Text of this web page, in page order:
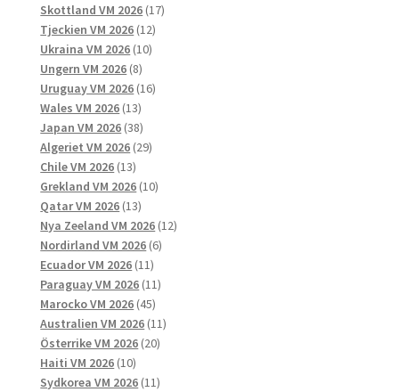
produkter
Skottland VM 2026 1717
Tjeckien VM 2026 1212
Ukraina VM 2026 1010
Ungern VM 2026 88
produkter
Uruguay VM 2026 1616
Wales VM 2026 1313
produkter
Japan VM 2026 3838
produkter
Algeriet VM 2026 2929
Chile VM 2026 1313
produkter
Grekland VM 2026 1010
Qatar VM 2026 1313
produkter
Nya Zeeland VM 2026 1212
Nordirland VM 2026 66
Ecuador VM 2026 1111
produkter
Paraguay VM 2026 1111
Marocko VM 2026 4545
produkter
Australien VM 2026 1111
Österrike VM 2026 2020
Haiti VM 2026 1010
produkter
Sydkorea VM 2026 1111